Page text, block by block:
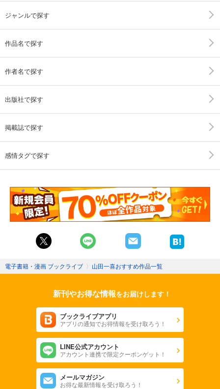
ジャンルで探す
作品名で探す
作者名で探す
出版社で探す
掲載誌で探す
感情タグで探す
電子書籍・漫画 ブックライブ 〉 山田一喜おすすめ作品一覧
新刊やお得な情報をお届けします！
ブックライブアプリ
アプリの通知でお得情報を受け取ろう！
LINE公式アカウント
アカウント連携で限定クーポンゲット！
メールマガジン
お得な最新情報を受け取ろう！